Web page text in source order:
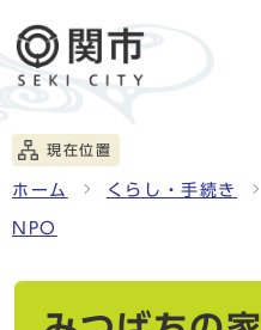
現在位置
ホーム くらし・手続き
NPO